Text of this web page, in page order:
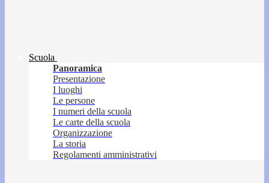
Scuola
Panoramica
Presentazione
I luoghi
Le persone
I numeri della scuola
Le carte della scuola
Organizzazione
La storia
Regolamenti amministrativi